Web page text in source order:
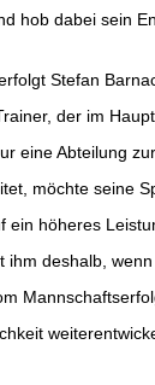
hob dabei sein
Stefan
der im
eine Abteilung zur
möchte seine
ein höheres
ihm deshalb,